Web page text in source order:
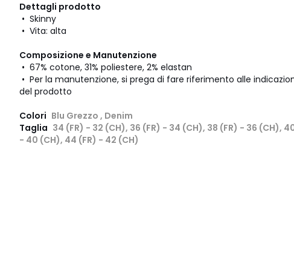
Dettagli prodotto
• Skinny
• Vita: alta
Composizione e Manutenzione
• 67% cotone, 31% poliestere, 2% elastan
• Per la manutenzione, si prega di fare riferimento alle
del prodotto
Colori Blu Grezzo , Denim
Taglia 34 (FR) - 32 (CH), 36 (FR) - 34 (CH), 38 (FR) - 36 (CH),
- 40 (CH), 44 (FR) - 42 (CH)